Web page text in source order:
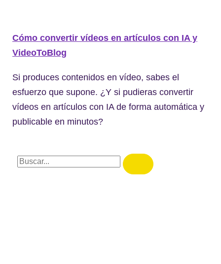
Cómo convertir vídeos en artículos con IA y
VideoToBlog
Si produces contenidos en vídeo, sabes el
esfuerzo que supone. ¿Y si pudieras convertir
vídeos en artículos con IA de forma automática y
publicable en minutos?